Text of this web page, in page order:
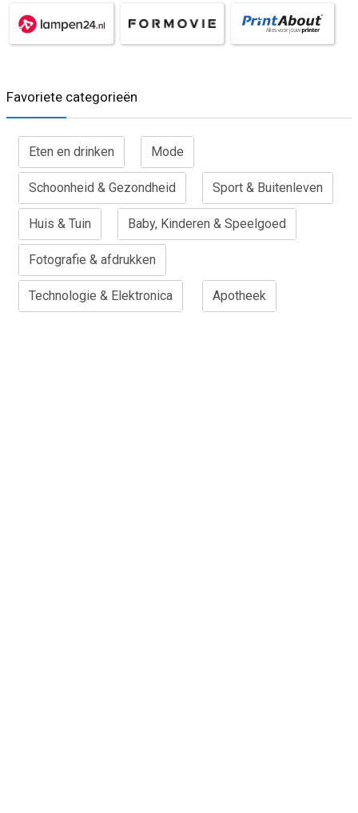
Favoriete categorieën
Eten en drinken Mode
Schoonheid & Gezondheid Sport & Buitenleven
Huis & Tuin Baby, Kinderen & Speelgoed
Fotografie & afdrukken
Technologie & Elektronica Apotheek